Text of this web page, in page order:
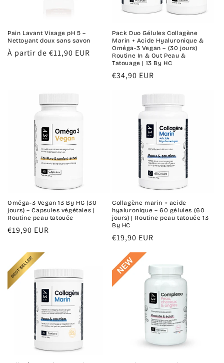
Pain Lavant Visage pH 5 –
Nettoyant doux sans savon
Prix
À partir de €11,90 EUR
Pack Duo Gélules Collagène
Marin + Acide Hyaluronique &
Oméga-3 Vegan – (30 jours)
Routine In & Out Peau &
Tatouage | 13 By HC
Prix
€34,90 EUR
Oméga-3 Vegan 13 By HC (30
jours) – Capsules végétales |
Routine peau tatouée
Prix
€19,90 EUR
Collagène marin + acide
hyaluronique – 60 gélules (60
jours) | Routine peau tatouée 13
By HC
Prix
habituel
€19,90 EUR